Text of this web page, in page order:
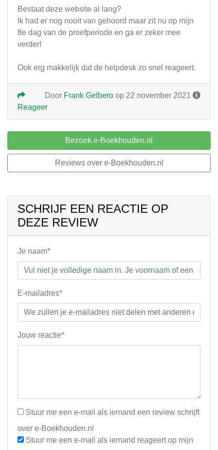
Bestaat deze website al lang?
Ik had er nog nooit van gehoord maar zit nu op mijn
8e dag van de proefperiode en ga er zeker mee
verder!
Ook erg makkelijk dat de helpdesk zo snel reageert.
Door Frank Gelbero op 22 november 2021
Reageer
Bezoek e-Boekhouden.nl
Reviews over e-Boekhouden.nl
SCHRIJF EEN REACTIE OP
DEZE REVIEW
Je naam*
E-mailadres*
Jouw reactie*
Stuur me een e-mail als iemand een review schrijft
over e-Boekhouden.nl
Stuur me een e-mail als iemand reageert op mijn